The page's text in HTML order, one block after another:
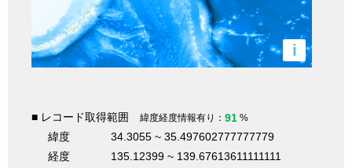
i
■ レコード取得範囲 緯度経度情報有り： 91 %
緯度
34.3055 ~ 35.497602777777779
経度
135.12399 ~ 139.67613611111111